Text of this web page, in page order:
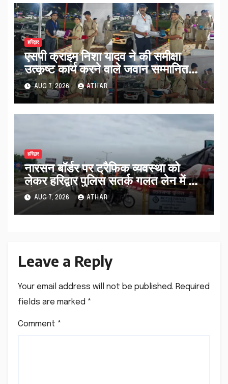
हरिद्वार
एसपी क्राइम निशा यादव ने की समीक्षा
उत्कृष्ट कार्य करने वाले जवान सम्मानित…
AUG 7, 2026 ATHAR
हरिद्वार
नारसन बॉर्डर पर ट्रैफिक व्यवस्था को
लेकर हरिद्वार पुलिस सतर्क गलत लेन में आ
रहे कांवड़ियों को सही मार्ग पर भेजा…
AUG 7, 2026 ATHAR
Leave a Reply
Your email address will not be published. Required
fields are marked *
Comment *